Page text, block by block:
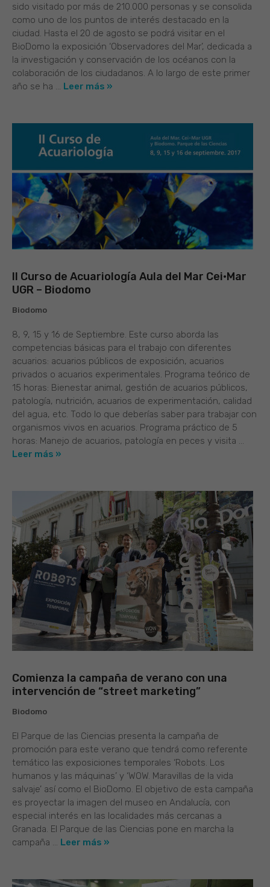
sido visitado por más de 210.000 personas y se consolida
como uno de los puntos de interés destacado en la
ciudad. Hasta el 20 de agosto se podrá visitar en el
BioDomo la exposición ‘Observadores del Mar’, dedicada a
la investigación y conservación de los océanos con la
colaboración de los ciudadanos. A lo largo de este primer
año se ha ... Leer más »
II Curso de Acuariología Aula del Mar Cei·Mar
UGR – Biodomo
Biodomo
8, 9, 15 y 16 de Septiembre. Este curso aborda las
competencias básicas para el trabajo con diferentes
acuarios: acuarios públicos de exposición, acuarios
privados o acuarios experimentales. Programa teórico de
15 horas: Bienestar animal, gestión de acuarios públicos,
patología, nutrición, acuarios de experimentación, calidad
del agua, etc. Todo lo que deberías saber para trabajar con
organismos vivos en acuarios. Programa práctico de 5
horas: Manejo de acuarios, patología en peces y visita ...
Leer más »
Comienza la campaña de verano con una
intervención de “street marketing”
Biodomo
El Parque de las Ciencias presenta la campaña de
promoción para este verano que tendrá como referente
temático las exposiciones temporales ‘Robots. Los
humanos y las máquinas’ y ‘WOW. Maravillas de la vida
salvaje’ así como el BioDomo. El objetivo de esta campaña
es proyectar la imagen del museo en Andalucía, con
especial interés en las localidades más cercanas a
Granada. El Parque de las Ciencias pone en marcha la
campaña ... Leer más »